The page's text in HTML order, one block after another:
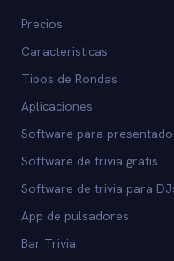
Precios
Caracteristicas
Tipos de Rondas
Aplicaciones
Software para
Software de trivia gratis
Software de trivia para
App de pulsadores
Bar Trivia